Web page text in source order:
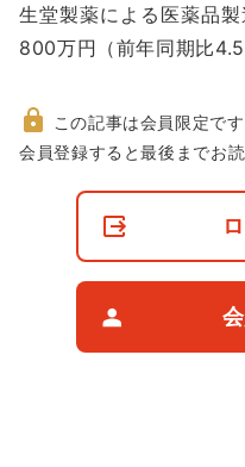
生堂製薬による医薬品
800万円（前年同期比
非
この記事は会員限定です
会員登録すると最後までお